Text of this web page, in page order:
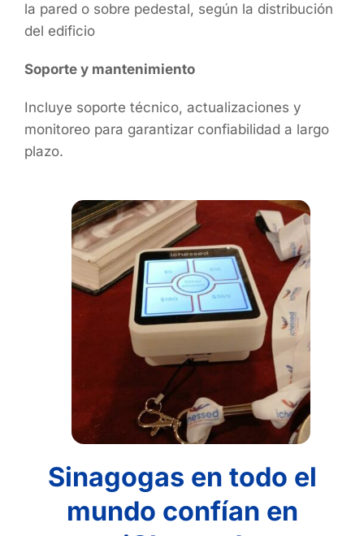
la pared o sobre pedestal, según la distribución
del edificio
Soporte y mantenimiento
Incluye soporte técnico, actualizaciones y
monitoreo para garantizar confiabilidad a largo
plazo.
Sinagogas en todo el
mundo confían en